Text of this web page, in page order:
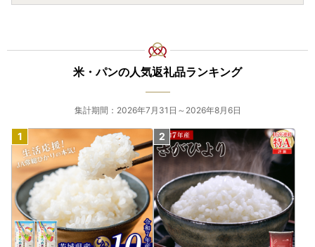
【ワンストップ申請書用紙の提出先】※提出期限：ご寄附の
佐賀県唐津市鏡4337番地1
愛知県愛西市ふるさと納税ワンストップ受付センター 宛
※ご提出の書類に不備のないよう、封かん前に今一度、ご確
認をお願いいたします。
＝＝＝＝＝＝＝＝＝＝＝＝＝＝＝＝＝＝＝＝＝＝＝＝＝＝＝
＝＝＝＝＝＝＝＝＝＝＝＝＝
【個人情報の取り扱いについて】
お寄せいただいた個人情報は、寄附金の受付、入金及び返礼
品発送に係る確認・連絡、各種お問い合わせ、寄附の使い道
のお知らせの広報等に利用するものであり、それ以外の目的
米・パンの人気返礼品ランキング
集計期間：2026年7月31日～2026年8月6日